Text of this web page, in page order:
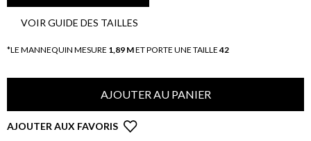
VOIR GUIDE DES TAILLES
*LE MANNEQUIN MESURE 1,89 MET PORTE UNE TAILLE42
AJOUTER AU PANIER
AJOUTER AUX FAVORIS